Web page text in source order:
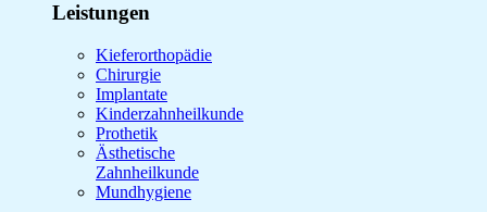
Leistungen
Kieferorthopädie
Chirurgie
Implantate
Kinderzahnheilkunde
Prothetik
Ästhetische
Zahnheilkunde
Mundhygiene